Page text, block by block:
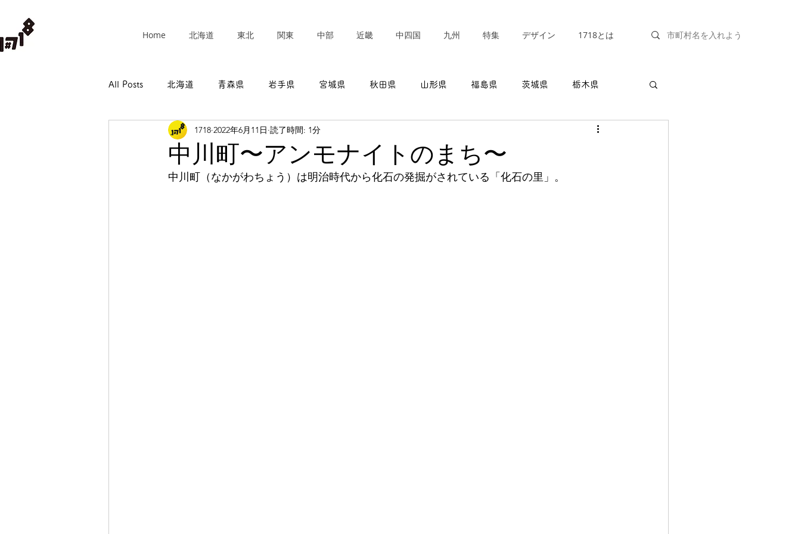
Home 北海道 東北 関東 中部 近畿 中四国 九州 特集 デザイン 1718とは
All Posts 北海道 青森県 岩手県 宮城県 秋田県 山形県 福島県 茨城県 栃木県
埼玉県 千葉県 東京都 山梨県
岐阜県 静岡県 愛知県 三重県 滋賀県 京都府 大阪府 兵庫県
中川町〜アンモナイトのまち〜
1718 2022年6月11日 読了時間: 1分
中川町（なかがわちょう）は明治時代から化石の発掘がされている「化石の里」。